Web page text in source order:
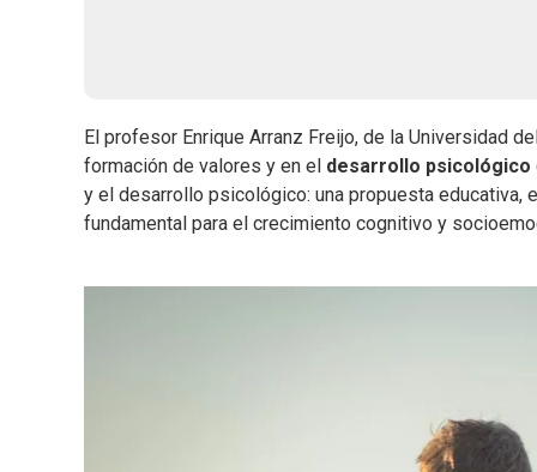
El profesor Enrique Arranz Freijo, de la Universidad
formación de valores y en el desarrollo psicológico
y el desarrollo psicológico: una propuesta educativa,
fundamental para el crecimiento cognitivo y